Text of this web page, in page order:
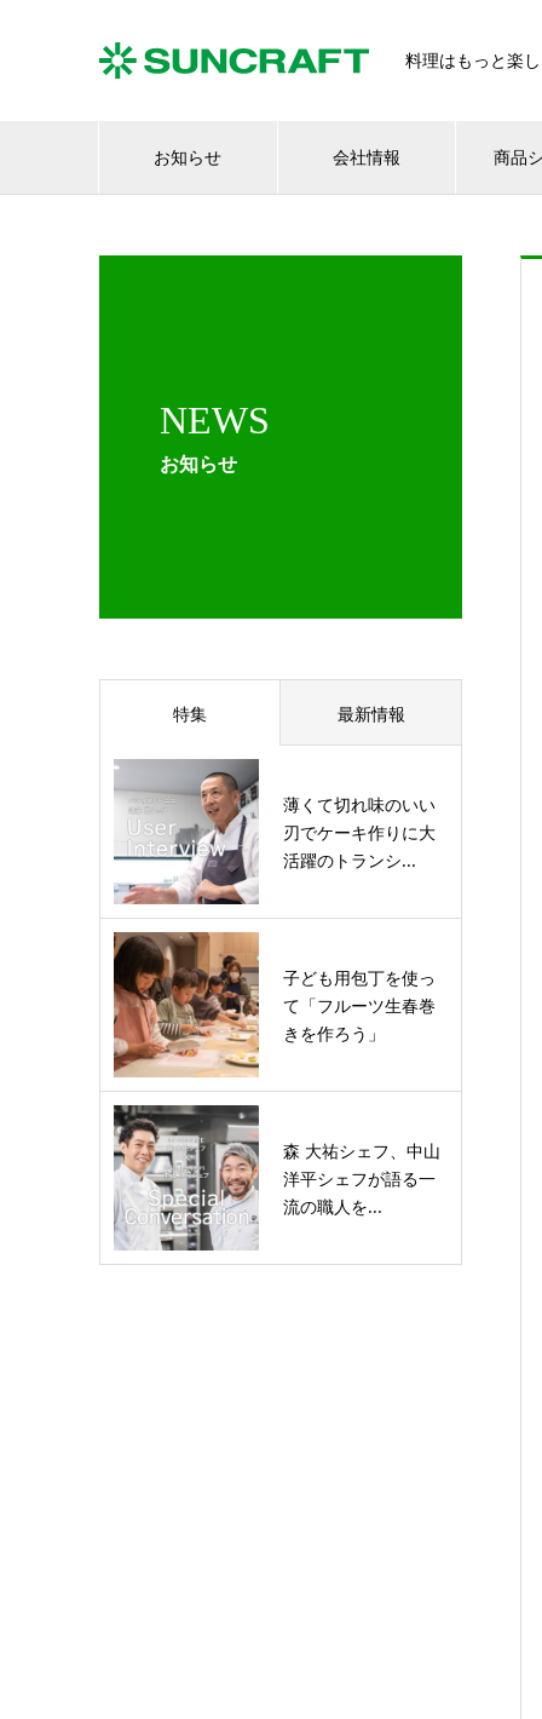
料理はもっと楽し
お知らせ 会社情報 商品
NEWS
お知らせ
特集 最新情報
薄くて切れ味のいい
刃でケーキ作りに大
活躍のトランシ...
子ども用包丁を使っ
て「フルーツ生春巻
きを作ろう」
森 大祐シェフ、中山
洋平シェフが語る一
流の職人を...